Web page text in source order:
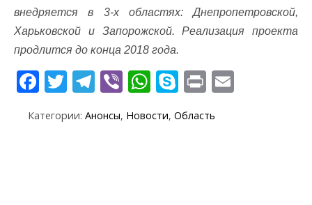
внедряется в 3-х областях: Днепропетровской,
Харьковской и Запорожской. Реализация проекта
продлится до конца 2018 года.
F
e
T
itt
T
e
Vi
er
W
at
S
k
y
Pr
t
Категории: Анонсы, Новости, Область